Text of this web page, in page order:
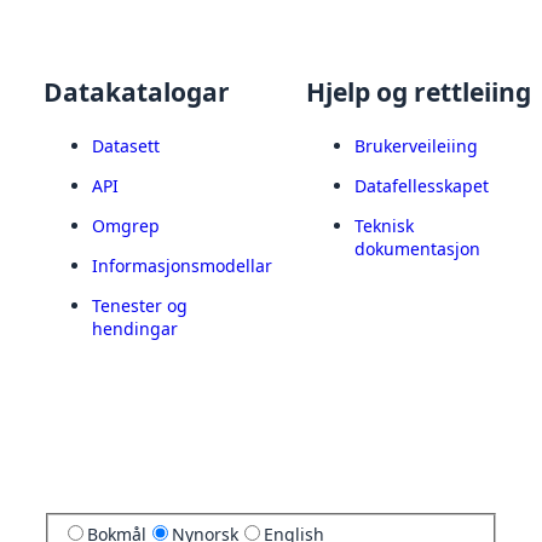
Datakatalogar
Datasett
API
Omgrep
Informasjonsmodellar
Tenester og
hendingar
Hjelp og rettleiing
Brukerveileiing
Datafellesskapet
Teknisk
dokumentasjon
Bokmål Nynorsk English